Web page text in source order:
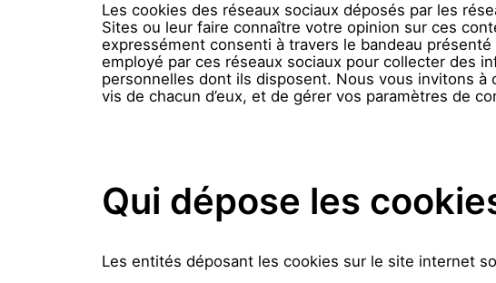
Les cookies des réseaux sociaux déposés par les
Sites ou leur faire connaître votre opinion sur ces
expressément consenti à travers le bandeau
employé par ces réseaux sociaux pour collecter des
personnelles dont ils disposent. Nous vous invitons
vis de chacun d’eux, et de gérer vos paramètres de
Qui dépose les
Les entités déposant les cookies sur le site internet